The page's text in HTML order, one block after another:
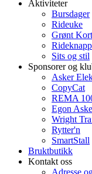
Aktiviteter
Bursdager
Rideuke
Grønt Kort
Sits og stil
Sponsorer og
Asker
CopyCat
REMA
Egon
Wright
Rytter'n
SmartStall
Bruktbutikk
Kontakt oss
Adresse